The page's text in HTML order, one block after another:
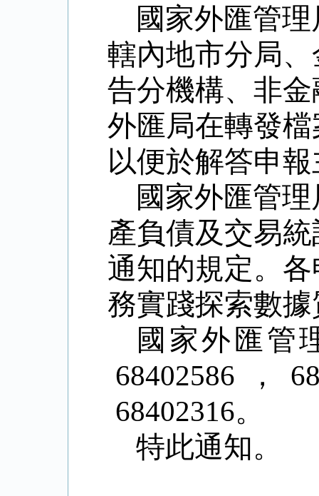
國家外匯管
轄內地市分局
告分機構、非
外匯局在轉發
以便於解答申
國家外匯管
產負債及交易
通知的規定。
務實踐探索數
國家外匯管
68402586 ，
68402316。
特此通知。